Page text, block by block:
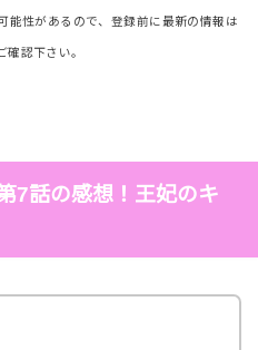
能性があるので、登録前に最新の情報は
確認下さい。
7話の感想！王妃のキ